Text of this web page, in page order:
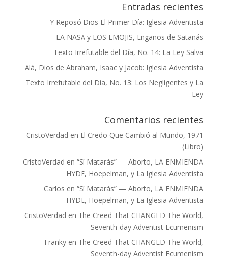
Entradas recientes
Y Reposó Dios El Primer Día: Iglesia Adventista
LA NASA y LOS EMOJIS, Engaños de Satanás
Texto Irrefutable del Día, No. 14: La Ley Salva
Alá, Dios de Abraham, Isaac y Jacob: Iglesia Adventista
Texto Irrefutable del Día, No. 13: Los Negligentes y La
Ley
Comentarios recientes
CristoVerdad en El Credo Que Cambió al Mundo, 1971
(Libro)
CristoVerdad en“Sí Matarás” — Aborto, LA ENMIENDA
HYDE, Hoepelman, y La Iglesia Adventista
Carlos en“Sí Matarás” — Aborto, LA ENMIENDA
HYDE, Hoepelman, y La Iglesia Adventista
CristoVerdad en The Creed That CHANGED The World,
Seventh-day Adventist Ecumenism
Franky en The Creed That CHANGED The World,
Seventh-day Adventist Ecumenism